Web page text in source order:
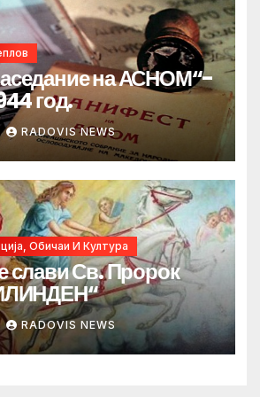
на АСНОМ“-
год.
RADOVIS NEWS
Обичаи И Култура
слави Св. Пророк
RADOVIS NEWS